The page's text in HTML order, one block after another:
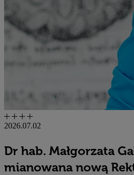
2026.07.02
Dr hab. Małgorzata
mianowana nową